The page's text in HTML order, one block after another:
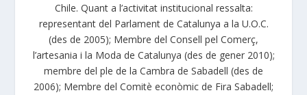
Chile. Quant a l’activitat institucional ressalta:
representant del Parlament de Catalunya a la U.O.C.
(des de 2005); Membre del Consell pel Comerç,
l’artesania i la Moda de Catalunya (des de gener 2010);
membre del ple de la Cambra de Sabadell (des de
2006); Membre del Comitè econòmic de Fira Sabadell;